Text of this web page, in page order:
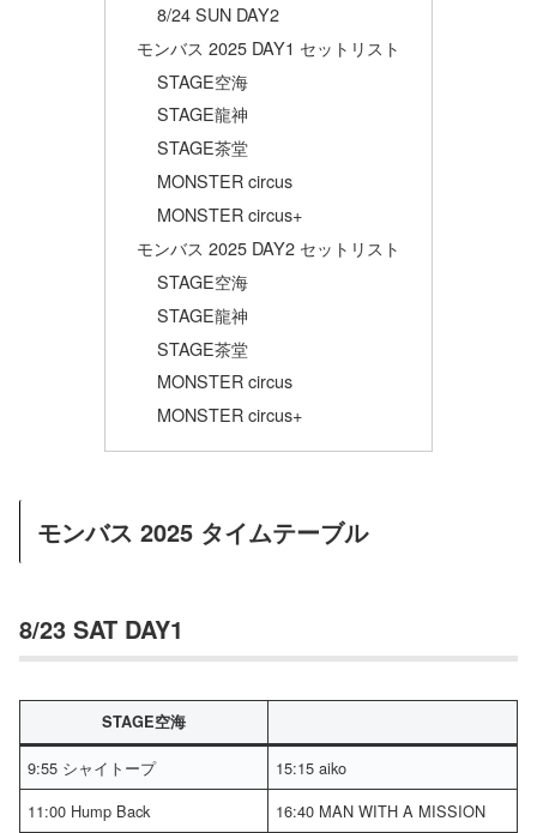
8/24 SUN DAY2
モンバス 2025 DAY1 セットリスト
STAGE空海
STAGE龍神
STAGE茶堂
MONSTER circus
MONSTER circus+
モンバス 2025 DAY2 セットリスト
STAGE空海
STAGE龍神
STAGE茶堂
MONSTER circus
MONSTER circus+
モンバス 2025 タイムテーブル
8/23 SAT DAY1
STAGE空海
9:55 シャイトープ
15:15 aiko
11:00 Hump Back
16:40 MAN WITH A MISSION